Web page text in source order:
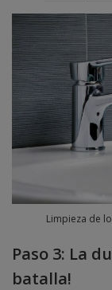
Limpieza de
Paso 3: La
batalla!